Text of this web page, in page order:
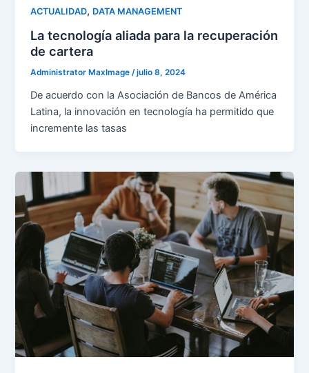
ACTUALIDAD, DATA MANAGEMENT
La tecnología aliada para la recuperación
de cartera
Administrator MaxImage/julio 8, 2024
De acuerdo con la Asociación de Bancos de América
Latina, la innovación en tecnología ha permitido que
incremente las tasas